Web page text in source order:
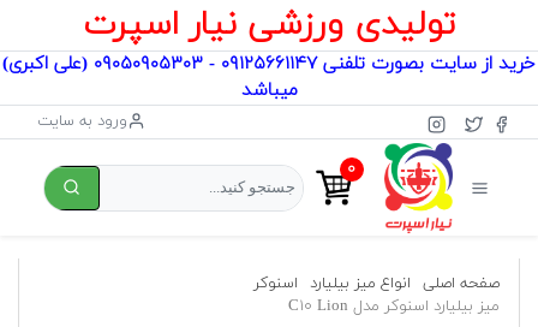
تولیدی ورزشی نیار اسپرت
خرید از سایت بصورت تلفنی ۰۹۱۲۵۶۶۱۱۴۷ - ۰۹۰۵۰۹۰۵۳۰۳ (علی اکبری)
میباشد
ورود به سایت
۰
صفحه اصلی انواع میز بیلیارد
اسنوکر
میز بیلیارد اسنوکر مدل C۱۰ Lion